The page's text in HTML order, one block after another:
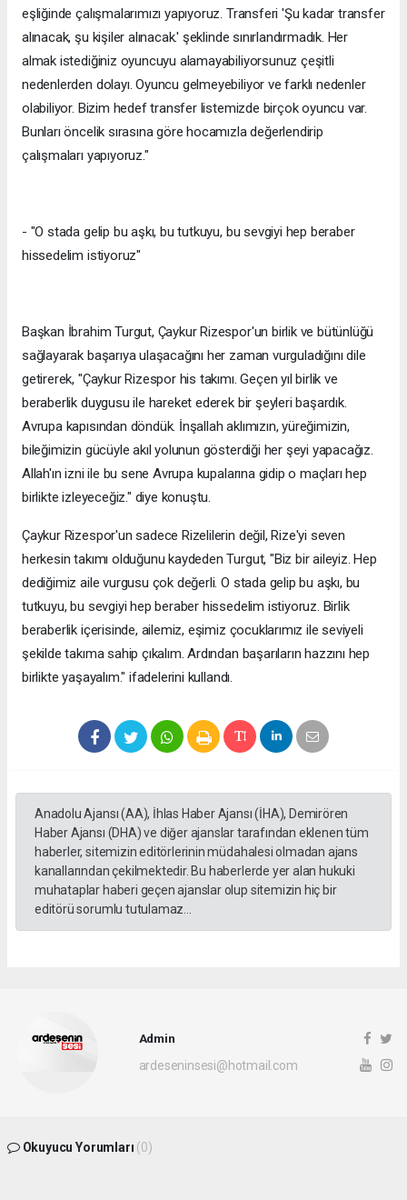
eşliğinde çalışmalarımızı yapıyoruz. Transferi 'Şu kadar transfer
alınacak, şu kişiler alınacak.' şeklinde sınırlandırmadık. Her
almak istediğiniz oyuncuyu alamayabiliyorsunuz çeşitli
nedenlerden dolayı. Oyuncu gelmeyebiliyor ve farklı nedenler
olabiliyor. Bizim hedef transfer listemizde birçok oyuncu var.
Bunları öncelik sırasına göre hocamızla değerlendirip
çalışmaları yapıyoruz."
- "O stada gelip bu aşkı, bu tutkuyu, bu sevgiyi hep beraber
hissedelim istiyoruz"
Başkan İbrahim Turgut, Çaykur Rizespor'un birlik ve bütünlüğü
sağlayarak başarıya ulaşacağını her zaman vurguladığını dile
getirerek, "Çaykur Rizespor his takımı. Geçen yıl birlik ve
beraberlik duygusu ile hareket ederek bir şeyleri başardık.
Avrupa kapısından döndük. İnşallah aklımızın, yüreğimizin,
bileğimizin gücüyle akıl yolunun gösterdiği her şeyi yapacağız.
Allah'ın izni ile bu sene Avrupa kupalarına gidip o maçları hep
birlikte izleyeceğiz." diye konuştu.
Çaykur Rizespor'un sadece Rizelilerin değil, Rize'yi seven
herkesin takımı olduğunu kaydeden Turgut, "Biz bir aileyiz. Hep
dediğimiz aile vurgusu çok değerli. O stada gelip bu aşkı, bu
tutkuyu, bu sevgiyi hep beraber hissedelim istiyoruz. Birlik
beraberlik içerisinde, ailemiz, eşimiz çocuklarımız ile seviyeli
şekilde takıma sahip çıkalım. Ardından başarıların hazzını hep
birlikte yaşayalım." ifadelerini kullandı.
Anadolu Ajansı (AA), İhlas Haber Ajansı (İHA), Demirören
Haber Ajansı (DHA) ve diğer ajanslar tarafından eklenen tüm
haberler, sitemizin editörlerinin müdahalesi olmadan ajans
kanallarından çekilmektedir. Bu haberlerde yer alan hukuki
muhataplar haberi geçen ajanslar olup sitemizin hiç bir
editörü sorumlu tutulamaz...
Admin
ardeseninsesi@hotmail.com
Okuyucu Yorumları (0)